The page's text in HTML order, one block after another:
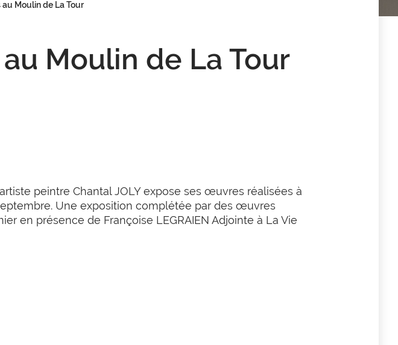
Moulin de La Tour
Moulin de La Tour
peintre Chantal JOLY expose ses œuvres réalisées à
Une exposition complétée par des œuvres
en présence de Françoise LEGRAIEN Adjointe à La Vie